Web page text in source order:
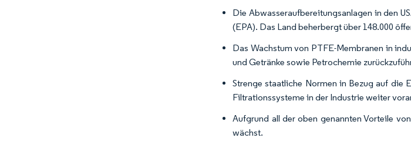
Die Abwasseraufbereitungsanlagen in den
(EPA). Das Land beherbergt über 148.000
Das Wachstum von PTFE-Membranen in
und Getränke sowie Petrochemie
Strenge staatliche Normen in Bezug auf die
Filtrationssysteme in der Industrie weiter
Aufgrund all der oben genannten Vorteile
wächst.